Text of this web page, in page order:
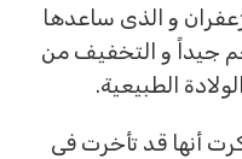
و الذى ساعدها
جيداً و التخفيف من
الطبيعية.
أنها قد تأخرت فى